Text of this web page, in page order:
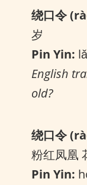
绕口令
岁
Pin Yin:
English
old?
绕口令
粉红凤凰
Pin Yin: